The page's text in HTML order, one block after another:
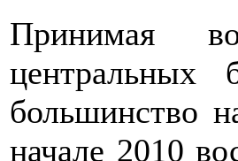
Принимая
центральных
большинство
начале 2010